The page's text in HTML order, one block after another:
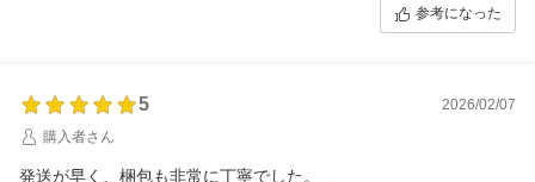
参考になった
5
2026/02/07
購入者さん
発送が早く、梱包も非常に丁寧でした。